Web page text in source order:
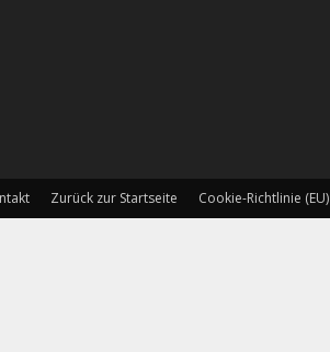
Zurück zur Startseite Cookie-Richtlinie (EU)